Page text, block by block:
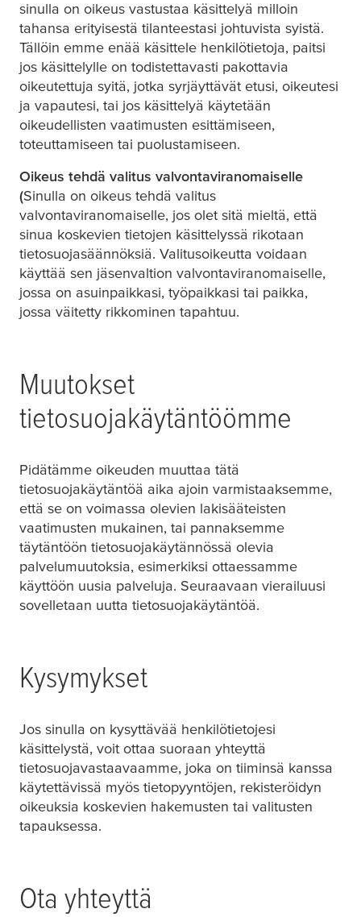
sinulla on oikeus vastustaa käsittelyä milloin
tahansa erityisestä tilanteestasi johtuvista syistä.
Tällöin emme enää käsittele henkilötietoja, paitsi
jos käsittelylle on todistettavasti pakottavia
oikeutettuja syitä, jotka syrjäyttävät etusi, oikeutesi
ja vapautesi, tai jos käsittelyä käytetään
oikeudellisten vaatimusten esittämiseen,
toteuttamiseen tai puolustamiseen.
Oikeus tehdä valitus valvontaviranomaiselle
(Sinulla on oikeus tehdä valitus
valvontaviranomaiselle, jos olet sitä mieltä, että
sinua koskevien tietojen käsittelyssä rikotaan
tietosuojasäännöksiä. Valitusoikeutta voidaan
käyttää sen jäsenvaltion valvontaviranomaiselle,
jossa on asuinpaikkasi, työpaikkasi tai paikka,
jossa väitetty rikkominen tapahtuu.
Muutokset
tietosuojakäytäntöömme
Pidätämme oikeuden muuttaa tätä
tietosuojakäytäntöä aika ajoin varmistaaksemme,
että se on voimassa olevien lakisääteisten
vaatimusten mukainen, tai pannaksemme
täytäntöön tietosuojakäytännössä olevia
palvelumuutoksia, esimerkiksi ottaessamme
käyttöön uusia palveluja. Seuraavaan vierailuusi
sovelletaan uutta tietosuojakäytäntöä.
Kysymykset
Jos sinulla on kysyttävää henkilötietojesi
käsittelystä, voit ottaa suoraan yhteyttä
tietosuojavastaavaamme, joka on tiiminsä kanssa
käytettävissä myös tietopyyntöjen, rekisteröidyn
oikeuksia koskevien hakemusten tai valitusten
tapauksessa.
Ota yhteyttä